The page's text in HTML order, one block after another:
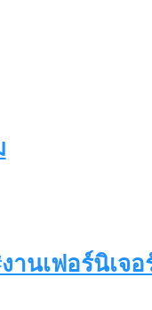
งานเฟอร์นิเจอ